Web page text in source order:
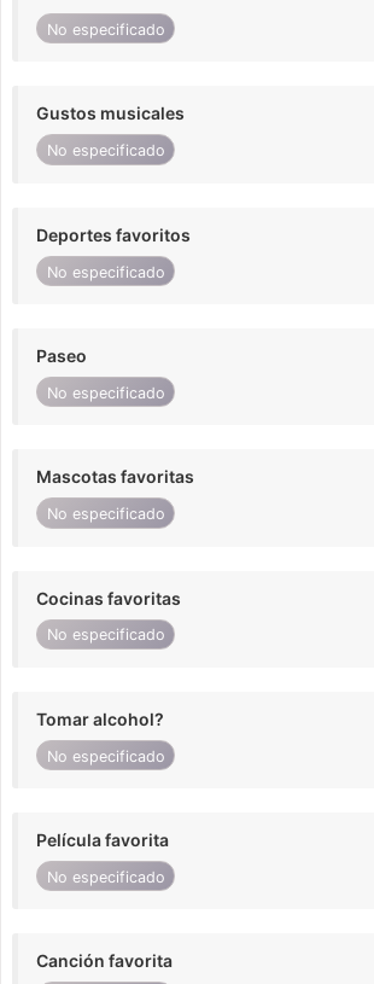
No especificado
Gustos musicales
No especificado
Deportes favoritos
No especificado
Paseo
No especificado
Mascotas favoritas
No especificado
Cocinas favoritas
No especificado
Tomar alcohol?
No especificado
Película favorita
No especificado
Canción favorita